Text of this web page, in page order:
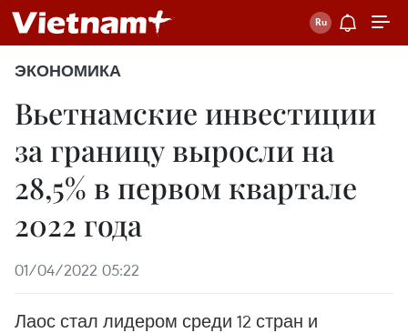
ЭКОНОМИКА
Вьетнамские инвестиции
за границу выросли на
28,5% в первом квартале
2022 года
01/04/2022 05:22
Лаос стал лидером среди 12 стран и